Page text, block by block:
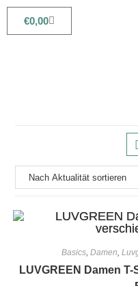
€0,00
Basics, Damen,
LUVGREEN Damen